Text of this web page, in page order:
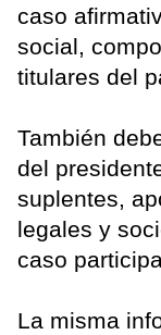
caso
social,
titulares del
También
del
suplentes,
legales y
caso
La misma